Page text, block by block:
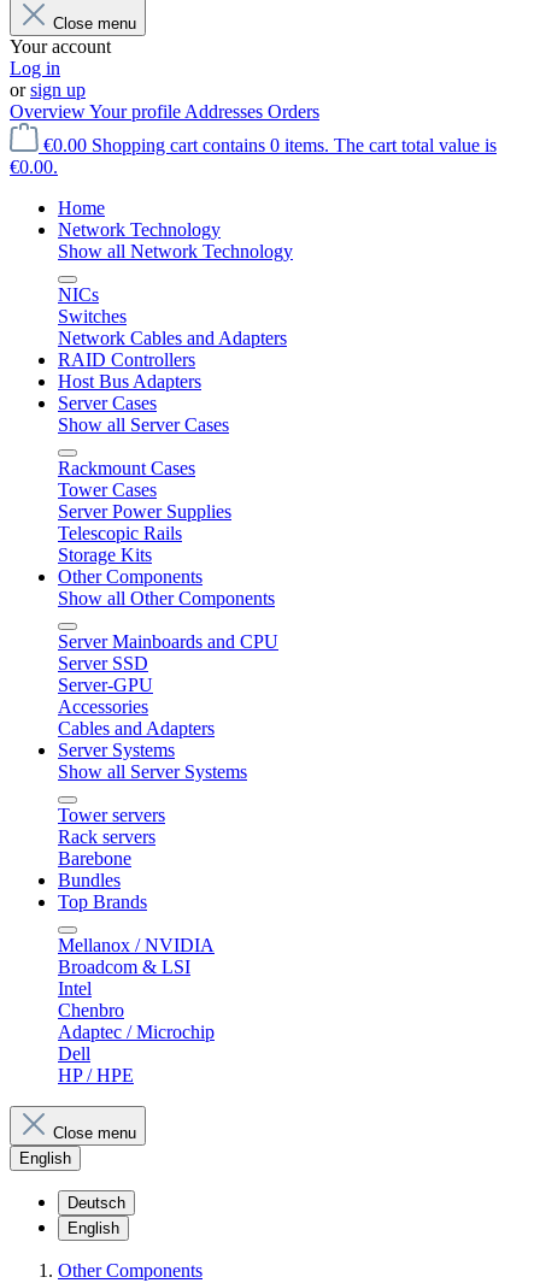
Close menu
Your account
Log in
orsign up
OverviewYour profile Addresses Orders
€0.00 Shopping cart contains 0 items. The cart total value is
€0.00.
Home
Network Technology
Show all Network Technology
NICs
Switches
Network Cables and Adapters
RAID Controllers
Host Bus Adapters
Server Cases
Show all Server Cases
Rackmount Cases
Tower Cases
Server Power Supplies
Telescopic Rails
Storage Kits
Other Components
Show all Other Components
Server Mainboards and CPU
Server SSD
Server-GPU
Accessories
Cables and Adapters
Server Systems
Show all Server Systems
Tower servers
Rack servers
Barebone
Bundles
Top Brands
Mellanox / NVIDIA
Broadcom & LSI
Intel
Chenbro
Adaptec / Microchip
Dell
HP / HPE
Close menu
English
Deutsch
English
Other Components